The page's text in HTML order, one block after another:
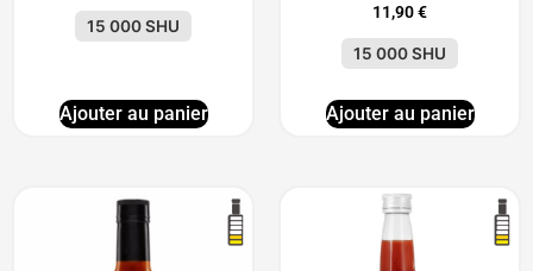
15 000 SHU
Ajouter au panier
11,90€
15 000 SHU
Ajouter au panier